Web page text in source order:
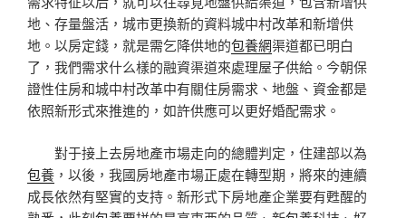
地、存量盤活，城市更換新的資料城中村改革和新增供
地。以房定錢，就是需乞降供地的包養網渠道都已明白
了，我們需求什么樣的融資渠道來處理屋子供給。今朝保
證性住房和城中村改革中有關住房需求、地盤、資金都是
依照新形式來推進的，如許供應可以更好婚配需求。
對于接上去房地產市場走向的總體判定，住建部以為
包養 ，以後，我國房地產市場正處在轉型期，將來的連續
成長依然有堅實的支持。新形式下房地產企業要有甦醒的